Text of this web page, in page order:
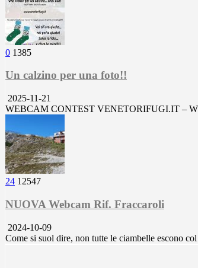
0 1385
Un calzino per una foto!!
2025-11-21
WEBCAM CONTEST VENETORIFUGI.IT –
24 12547
NUOVA Webcam Rif. Fraccaroli
2024-10-09
Come si suol dire, non tutte le ciambelle escono